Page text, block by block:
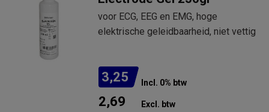
voor ECG, EEG en EMG, hoge
elektrische geleidbaarheid, niet vettig
3,25 Incl. 0% btw
2,69 Excl. btw